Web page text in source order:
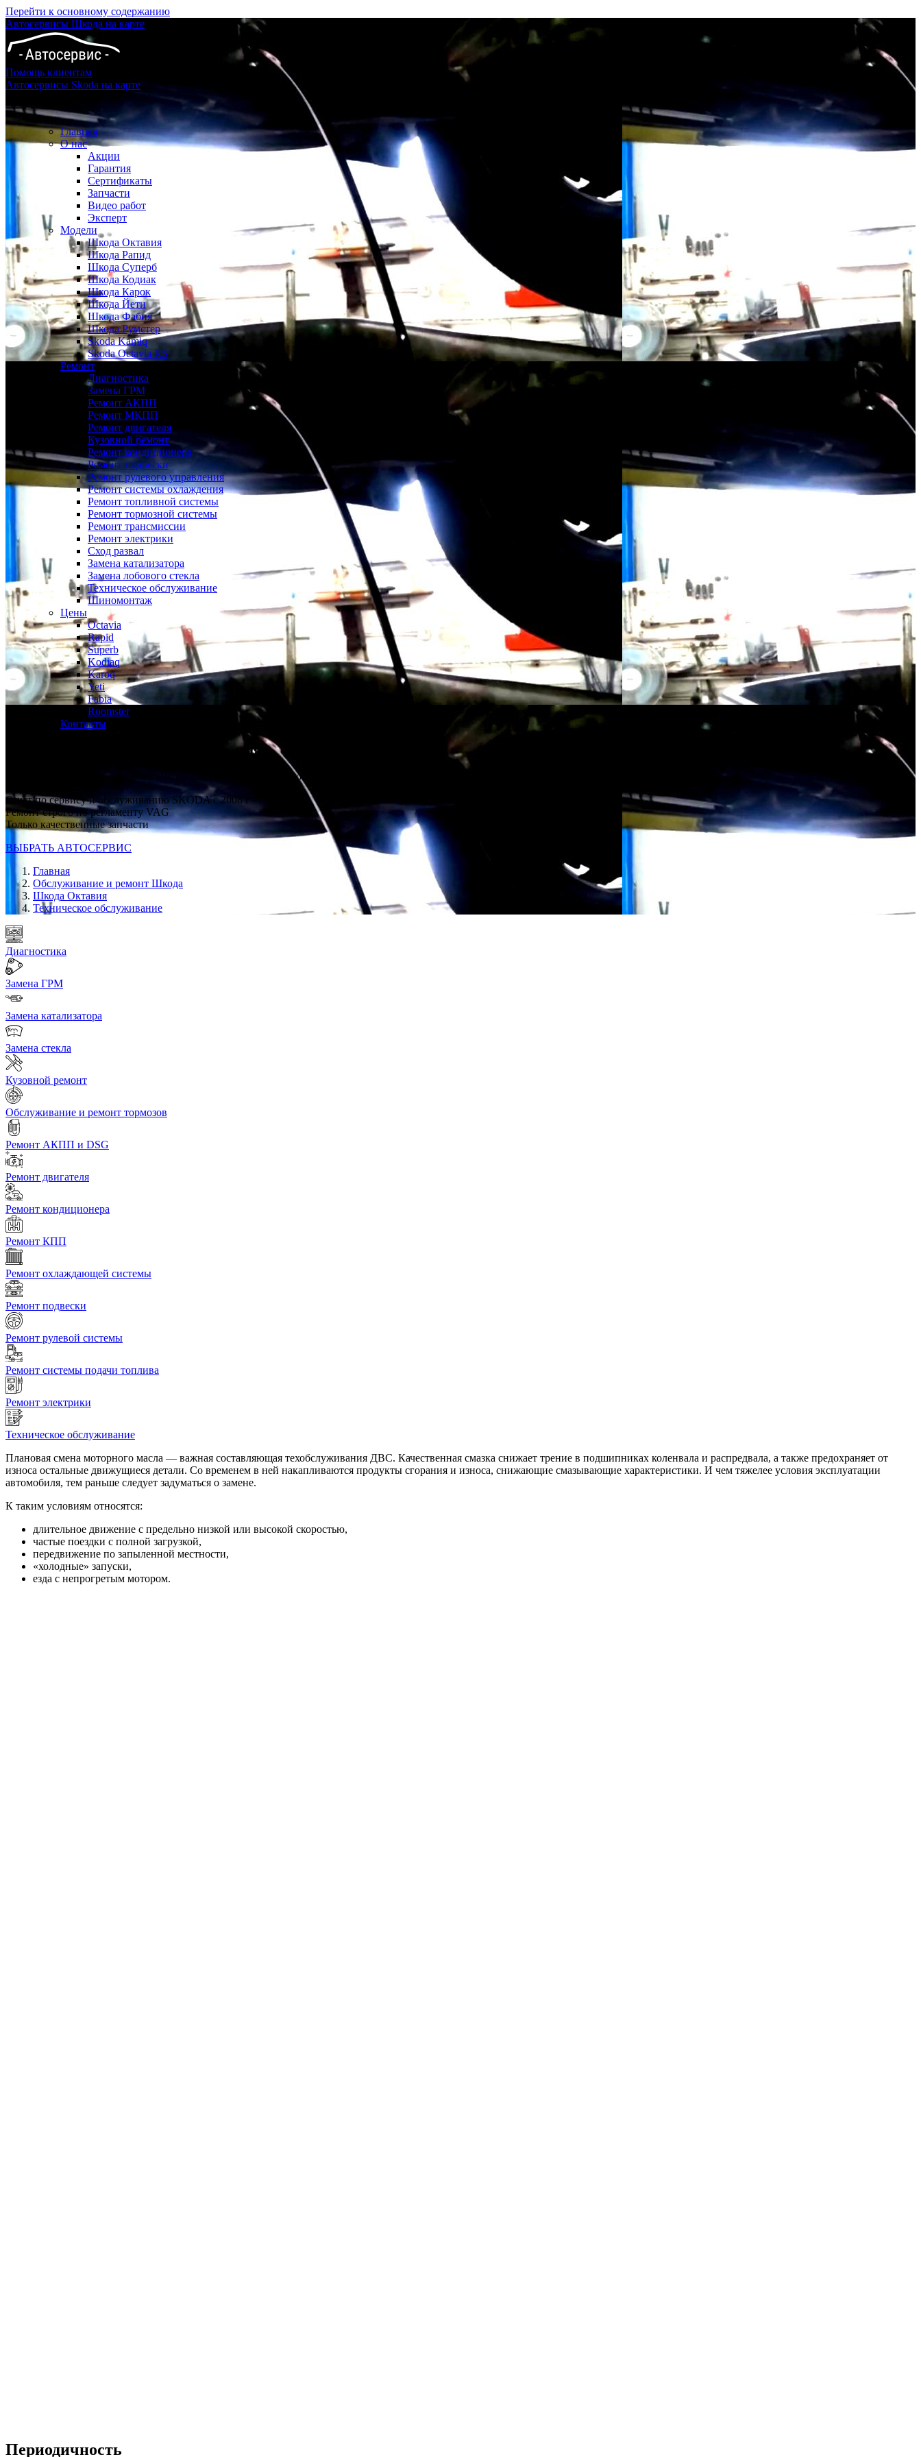
Перейти к основному содержанию
Автосервисы Шкода на карте
Помощь клиентам
Автосервисы Skoda на карте
Главная
О нас
Акции
Гарантия
Сертификаты
Запчасти
Видео работ
Эксперт
Модели
Шкода Октавия
Шкода Рапид
Шкода Суперб
Шкода Кодиак
Шкода Карок
Шкода Йети
Шкода Фабия
Шкода Румстер
Skoda Kamiq
Skoda Octavia RS
Ремонт
Диагностика
Замена ГРМ
Ремонт АКПП
Ремонт МКПП
Ремонт двигателя
Кузовной ремонт
Ремонт кондиционера
Ремонт подвески
Ремонт рулевого управления
Ремонт системы охлаждения
Ремонт топливной системы
Ремонт тормозной системы
Ремонт трансмиссии
Ремонт электрики
Сход развал
Замена катализатора
Замена лобового стекла
Техническое обслуживание
Шиномонтаж
Цены
Octavia
Rapid
Superb
Kodiaq
Karoq
Yeti
Fabia
Roomster
Контакты
Шкода Октавия
Профессиональный автосервис Шкода Октавия в каждом районе Москвы
Опыт по сервису и обслуживанию SKODA с 2008 г
Ремонт строго по регламенту VAG
Только качественные запчасти
ВЫБРАТЬ АВТОСЕРВИС
Главная
Обслуживание и ремонт Шкода
Шкода Октавия
Техническое обслуживание
Диагностика
Замена ГРМ
Замена катализатора
Замена стекла
Кузовной ремонт
Обслуживание и ремонт тормозов
Ремонт АКПП и DSG
Ремонт двигателя
Ремонт кондиционера
Ремонт КПП
Ремонт охлаждающей системы
Ремонт подвески
Ремонт рулевой системы
Ремонт системы подачи топлива
Ремонт электрики
Техническое обслуживание
Плановая cмена моторного масла — важная составляющая техобслуживания ДВС. Качественная смазка снижает трение в подшипниках коленвала и распредвала, а также предохраняет от
износа остальные движущиеся детали. Со временем в ней накапливаются продукты сгорания и износа, снижающие смазывающие характеристики. И чем тяжелее условия эксплуатации
автомобиля, тем раньше следует задуматься о замене.
К таким условиям относятся:
длительное движение с предельно низкой или высокой скоростью,
частые поездки с полной загрузкой,
передвижение по запыленной местности,
«холодные» запуски,
езда с непрогретым мотором.
Периодичность